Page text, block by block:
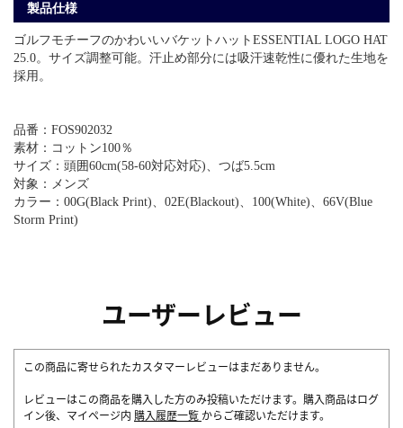
製品仕様
ゴルフモチーフのかわいいバケットハットESSENTIAL LOGO HAT
25.0。サイズ調整可能。汗止め部分には吸汗速乾性に優れた生地を
採用。
品番：FOS902032
素材：コットン100％
サイズ：頭囲60cm(58-60対応対応)、つば5.5cm
対象：メンズ
カラー：00G(Black Print)、02E(Blackout)、100(White)、66V(Blue
Storm Print)
ユーザーレビュー
この商品に寄せられたカスタマーレビューはまだありません。
レビューはこの商品を購入した方のみ投稿いただけます。購入商品はログ
イン後、マイページ内 購入履歴一覧 からご確認いただけます。